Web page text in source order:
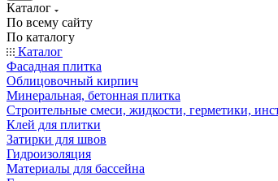
Каталог
По всему сайту
По каталогу
Каталог
Фасадная плитка
Облицовочный кирпич
Минеральная, бетонная плитка
Строительные смеси, жидкости, герметики,
Клей для плитки
Затирки для швов
Гидроизоляция
Материалы для бассейна